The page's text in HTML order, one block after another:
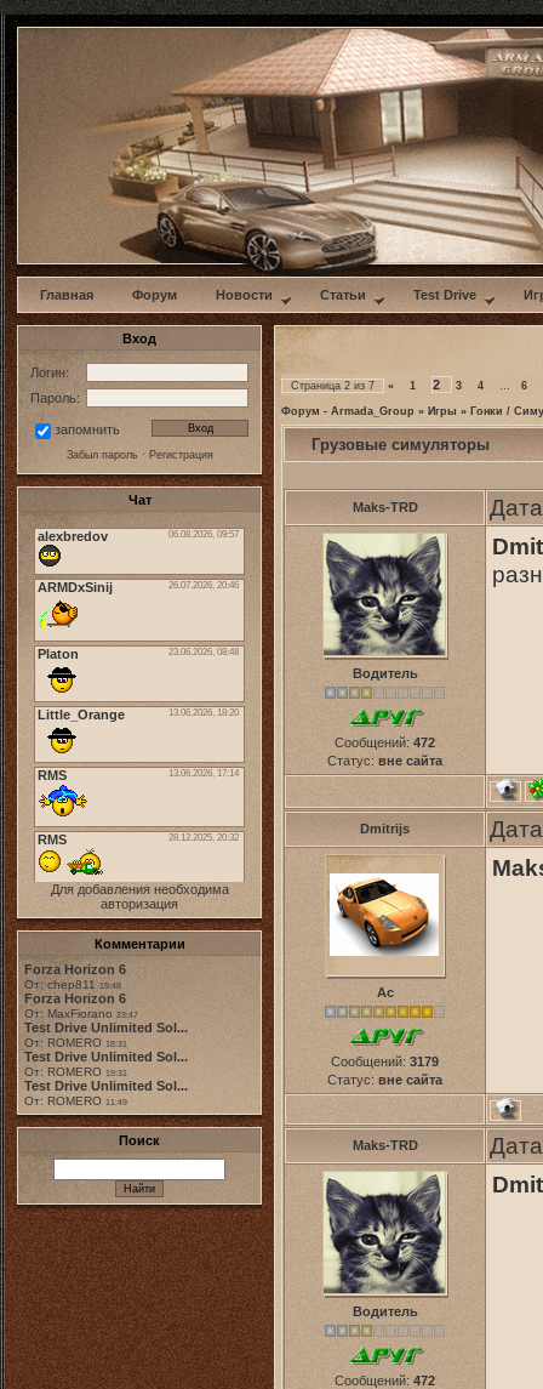
w
Главная Форум Новости Статьи Test Drive
Вход
Логин:
Пароль:
запомнить
Забыл пароль· Регистрация
Чат
Для добавления необходима
авторизация
Комментарии
Forza Horizon 6
От: chep811 19:48
Forza Horizon 6
От: MaxFiorano 23:47
Test Drive Unlimited Sol...
От: ROMERO 18:31
Test Drive Unlimited Sol...
От: ROMERO 19:31
Test Drive Unlimited Sol...
От: ROMERO 11:49
Поиск
Страница 2 из 7 « 1 2 3 4 … 6
Форум - Armada_Group » Игры » Гонки /
Грузовые симуляторы
Maks-TRD
Водитель
Сообщений: 472
Статус: вне сайта
Dmitrijs
Ас
Сообщений: 3179
Статус: вне сайта
Maks-TRD
Водитель
Сообщений: 472